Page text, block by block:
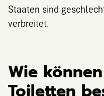
Staaten sind
verbreitet.
Wie